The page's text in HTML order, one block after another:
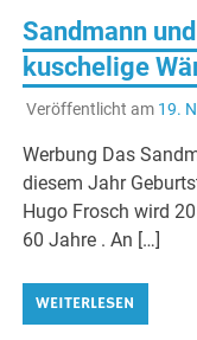
Sandmann
kuschelige
Veröffentlicht am 19.
Werbung Das
diesem Jahr
Hugo Frosch wird
60 Jahre . An […]
WEITERLESEN